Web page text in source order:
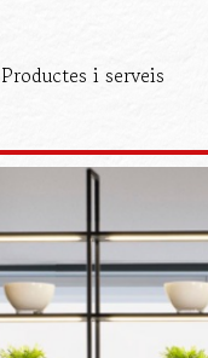
Productes i serveis